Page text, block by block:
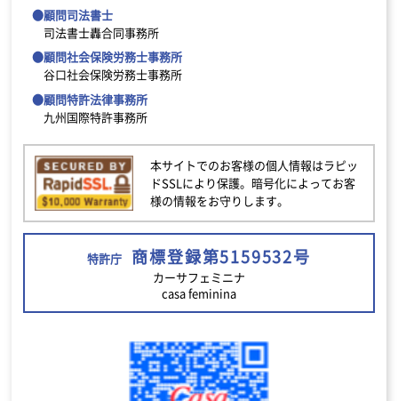
●顧問司法書士
司法書士轟合同事務所
●顧問社会保険労務士事務所
谷口社会保険労務士事務所
●顧問特許法律事務所
九州国際特許事務所
本サイトでのお客様の個人情報はラピッ
ドSSLにより保護。暗号化によってお客
様の情報をお守りします。
特許庁 商標登録第5159532号
カーサフェミニナ
casa feminina